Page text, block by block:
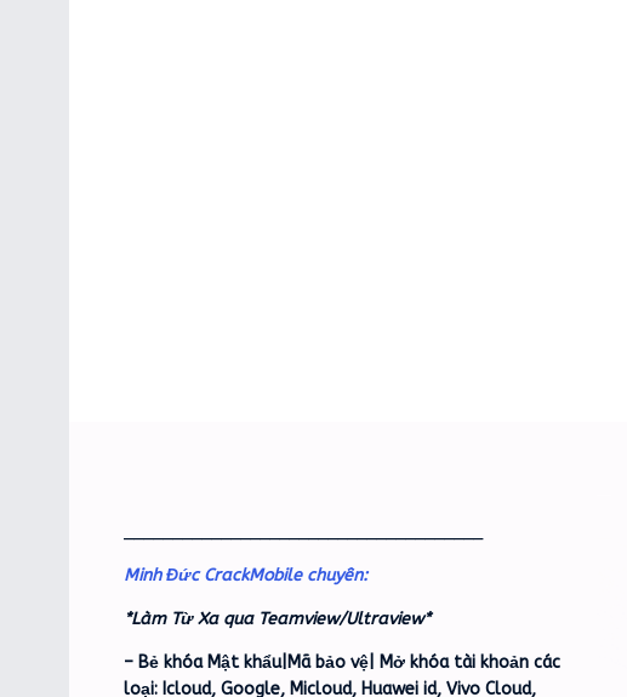
Minh Đức CrackMobile chuyên:
*Làm Từ Xa qua Teamview/Ultraview*
– Bẻ khóa Mật khẩu|Mã bảo vệ| Mở khóa tài khoản các
loại: Icloud, Google, Micloud, Huawei id, Vivo Cloud,